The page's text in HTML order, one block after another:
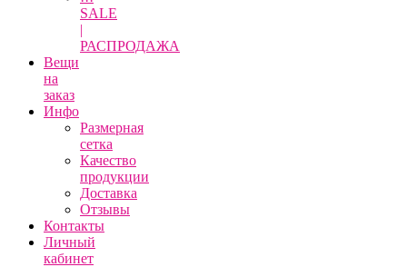
SALE
|
РАСПРОДАЖА
Вещи
на
заказ
Инфо
Размерная
сетка
Качество
продукции
Доставка
Отзывы
Контакты
Личный
кабинет